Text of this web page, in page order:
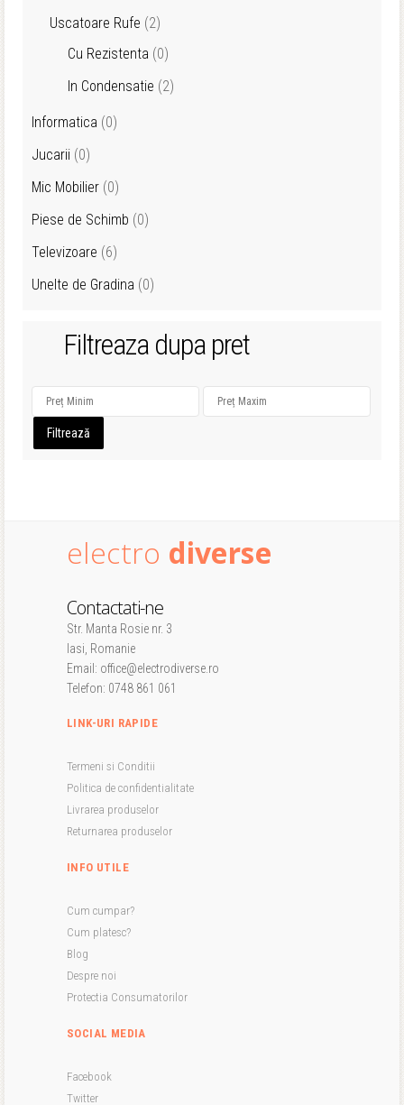
Uscatoare Rufe (2)
Cu Rezistenta (0)
In Condensatie (2)
Informatica (0)
Jucarii (0)
Mic Mobilier (0)
Piese de Schimb (0)
Televizoare (6)
Unelte de Gradina (0)
Filtreaza dupa pret
Filtrează
electro diverse
Contactati-ne
Str. Manta Rosie nr. 3
Iasi, Romanie
Email: office@electrodiverse.ro
Telefon: 0748 861 061
LINK-URI RAPIDE
Termeni si Conditii
Politica de confidentialitate
Livrarea produselor
Returnarea produselor
INFO UTILE
Cum cumpar?
Cum platesc?
Blog
Despre noi
Protectia Consumatorilor
SOCIAL MEDIA
Facebook
Twitter